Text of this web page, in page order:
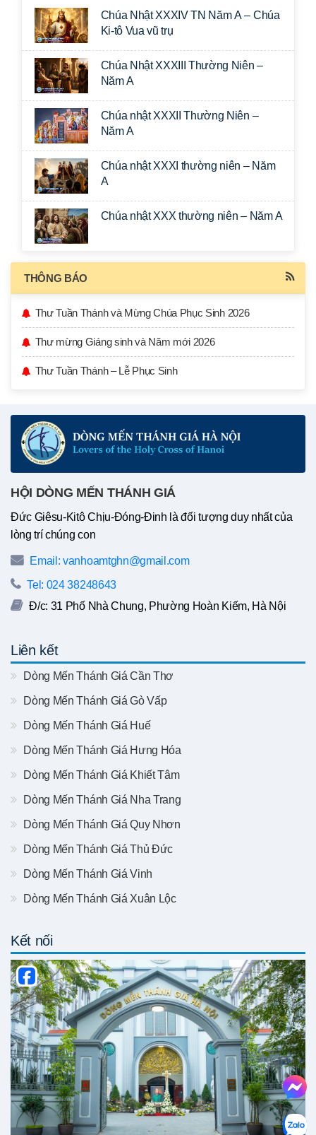
Chúa Nhật XXXIV TN Năm A – Chúa
Ki-tô Vua vũ trụ
Chúa Nhật XXXIII Thường Niên –
Năm A
Chúa nhật XXXII Thường Niên –
Năm A
Chúa nhật XXXI thường niên – Năm
A
Chúa nhật XXX thường niên – Năm A
THÔNG BÁO
Thư Tuần Thánh và Mừng Chúa Phục Sinh 2026
Thư mừng Giáng sinh và Năm mới 2026
Thư Tuần Thánh – Lễ Phục Sinh
HỘI DÒNG MẾN THÁNH GIÁ
Đức Giêsu-Kitô Chịu-Đóng-Đinh là đối tượng duy nhất của
lòng trí chúng con
Email: vanhoamtghn@gmail.com
Tel: 024 38248643
Đ/c: 31 Phố Nhà Chung, Phường Hoàn Kiếm, Hà Nội
Liên kết
Dòng Mến Thánh Giá Cần Thơ
Dòng Mến Thánh Giá Gò Vấp
Dòng Mến Thánh Giá Huế
Dòng Mến Thánh Giá Hưng Hóa
Dòng Mến Thánh Giá Khiết Tâm
Dòng Mến Thánh Giá Nha Trang
Dòng Mến Thánh Giá Quy Nhơn
Dòng Mến Thánh Giá Thủ Đức
Dòng Mến Thánh Giá Vinh
Dòng Mến Thánh Giá Xuân Lộc
Kết nối